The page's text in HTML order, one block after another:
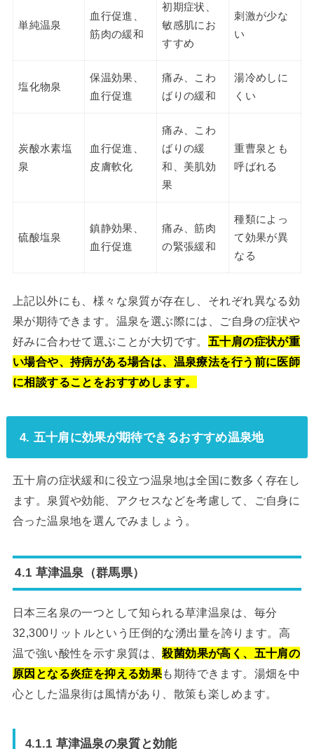
単純温泉
血行促進、
筋肉の緩和
初期症状、
敏感肌にお
すすめ
刺激が少な
い
塩化物泉
保温効果、
血行促進
痛み、こわ
ばりの緩和
湯冷めしに
くい
炭酸水素塩
泉
血行促進、
皮膚軟化
痛み、こわ
ばりの緩
和、美肌効
果
重曹泉とも
呼ばれる
硫酸塩泉
鎮静効果、
血行促進
痛み、筋肉
の緊張緩和
種類によっ
て効果が異
なる
上記以外にも、様々な泉質が存在し、それぞれ異なる効
果が期待できます。温泉を選ぶ際には、ご自身の症状や
好みに合わせて選ぶことが大切です。 五十肩の症状が重
い場合や、持病がある場合は、温泉療法を行う前に医師
に相談することをおすすめします。
4. 五十肩に効果が期待できるおすすめ温泉地
五十肩の症状緩和に役立つ温泉地は全国に数多く存在し
ます。泉質や効能、アクセスなどを考慮して、ご自身に
合った温泉地を選んでみましょう。
4.1 草津温泉（群馬県）
日本三名泉の一つとして知られる草津温泉は、毎分
32,300リットルという圧倒的な湧出量を誇ります。高
温で強い酸性を示す泉質は、殺菌効果が高く、五十肩の
原因となる炎症を抑える効果も期待できます。湯畑を中
心とした温泉街は風情があり、散策も楽しめます。
4.1.1 草津温泉の泉質と効能